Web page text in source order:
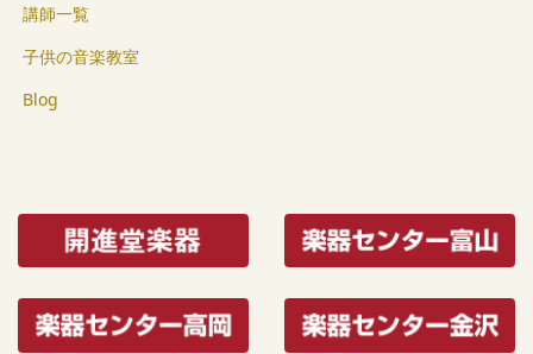
講師一覧
子供の音楽教室
Blog